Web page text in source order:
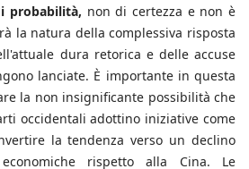
probabilità, non di certezza e non è
la natura della complessiva risposta
dura retorica e delle accuse
lanciate. È importante in questa
la non insignificante possibilità che
occidentali adottino iniziative come
la tendenza verso un declino
rispetto alla Cina. Le